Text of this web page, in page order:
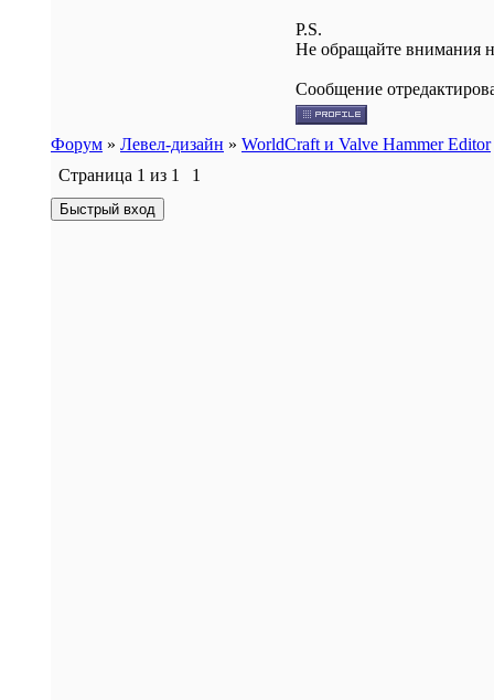
P.S.
Не обращайте внимания
Сообщение
Форум » Левел-дизайн » WorldCraft и Valve Hammer Editor
Страница 1 из 1 1